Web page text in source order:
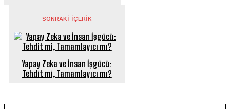
SONRAKI İÇERIK
Yapay Zeka ve İnsan İşgücü:
Tehdit mi, Tamamlayıcı mı?